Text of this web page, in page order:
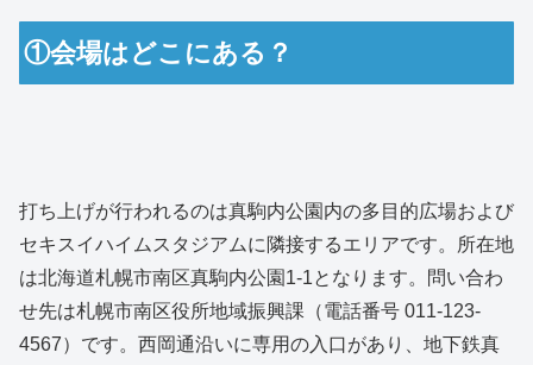
①会場はどこにある？
打ち上げが行われるのは真駒内公園内の多目的広場および
セキスイハイムスタジアムに隣接するエリアです。所在地
は北海道札幌市南区真駒内公園1-1となります。問い合わ
せ先は札幌市南区役所地域振興課（電話番号 011-123-
4567）です。西岡通沿いに専用の入口があり、地下鉄真